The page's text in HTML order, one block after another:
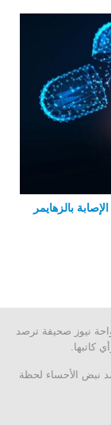
بالزهايمر
نيوز صحيفة ترصد
كاتبها.
نبض الأحساء لحظة